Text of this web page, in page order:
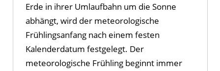
Erde in ihrer Umlaufbahn um die Sonne
abhängt, wird der meteorologische
Frühlingsanfang nach einem festen
Kalenderdatum festgelegt. Der
meteorologische Frühling beginnt immer